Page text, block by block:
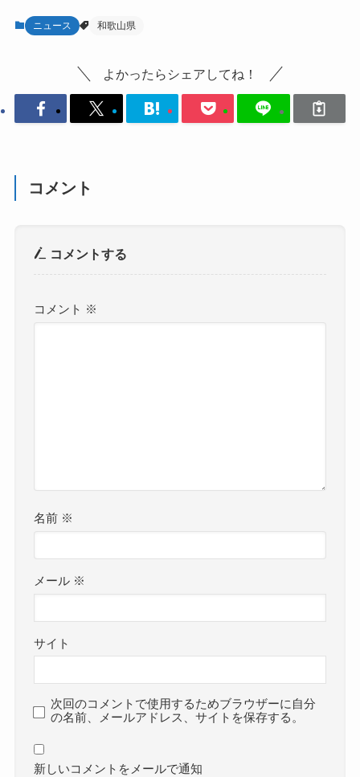
ニュース 和歌山県
よかったらシェアしてね！
コメント
コメントする
コメント ※
名前 ※
メール ※
サイト
次回のコメントで使用するためブラウザーに自分
の名前、メールアドレス、サイトを保存する。
新しいコメントをメールで通知